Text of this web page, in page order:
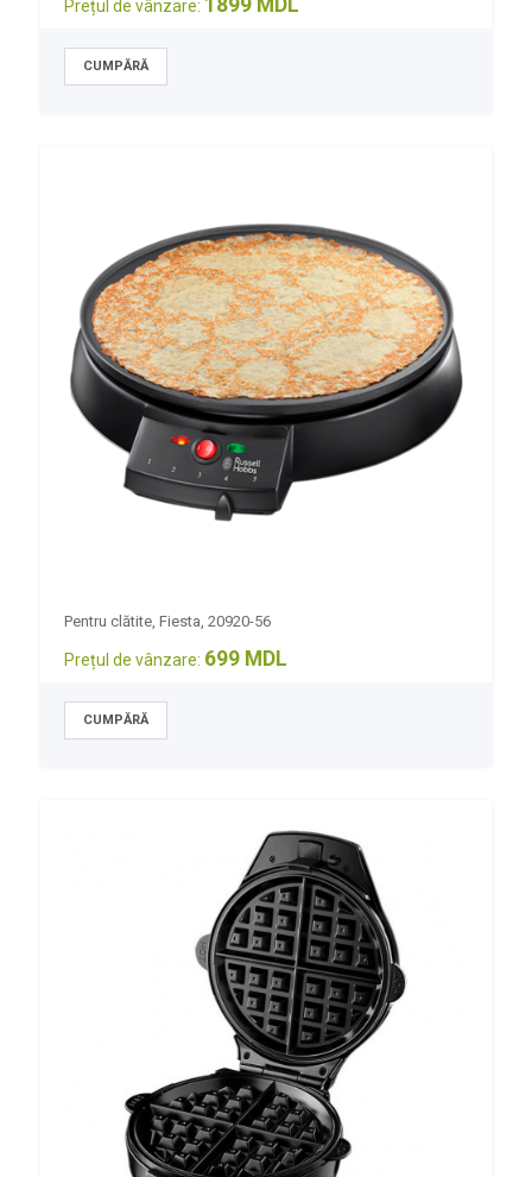
Prețul de vânzare: 1899 MDL
Pentru clătite, Fiesta, 20920-56
Prețul de vânzare: 699 MDL